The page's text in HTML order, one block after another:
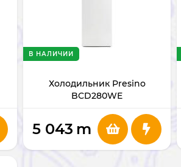
Холодильник Presino
BCD280WE
В НАЛИЧИИ
5 043 m